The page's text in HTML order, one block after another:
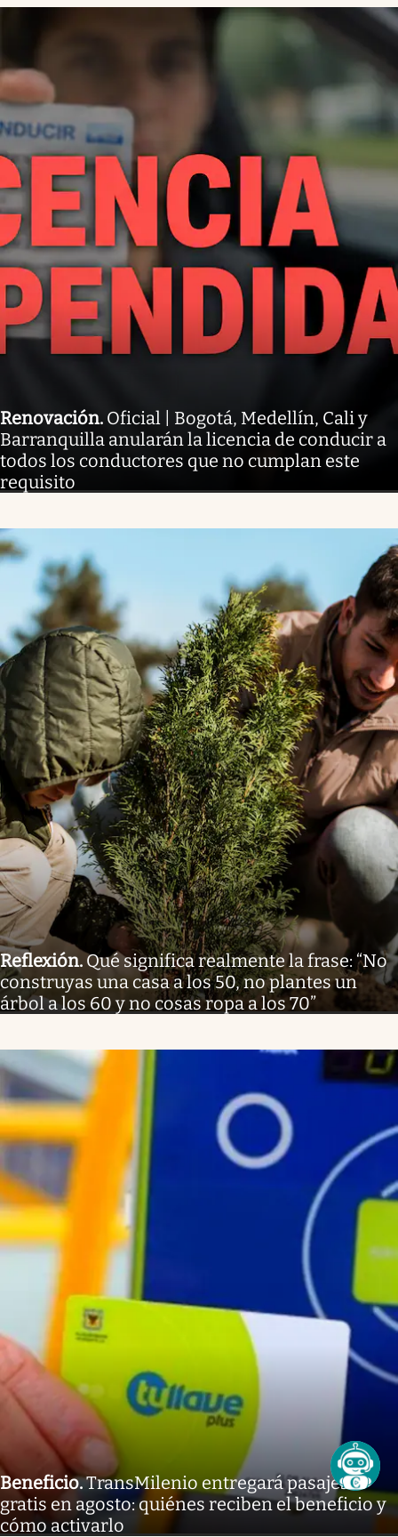
Renovación. Oficial | Bogotá, Medellín, Cali y
Barranquilla anularán la licencia de conducir a
todos los conductores que no cumplan este
requisito
Reflexión. Qué significa realmente la frase: “No
construyas una casa a los 50, no plantes un
árbol a los 60 y no cosas ropa a los 70”
Beneficio.TransMilenio entregará pasajes
gratis en agosto: quiénes reciben el beneficio y
cómo activarlo